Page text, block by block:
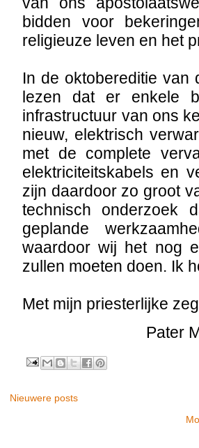
bidden voor
religieuze leven en het
In de oktobereditie van
lezen dat er enkele
infrastructuur van ons
nieuw, elektrisch
met de complete
elektriciteitskabels en
zijn daardoor zo groot
technisch
geplande
waardoor wij het nog
zullen moeten doen. Ik
Met mijn priesterlijke
Pater
Nieuwere posts